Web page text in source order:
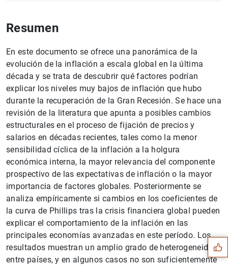
Resumen
En este documento se ofrece una panorámica de la
evolución de la inflación a escala global en la última
década y se trata de descubrir qué factores podrían
explicar los niveles muy bajos de inflación que hubo
durante la recuperación de la Gran Recesión. Se hace una
revisión de la literatura que apunta a posibles cambios
estructurales en el proceso de fijación de precios y
salarios en décadas recientes, tales como la menor
sensibilidad cíclica de la inflación a la holgura
económica interna, la mayor relevancia del componente
prospectivo de las expectativas de inflación o la mayor
importancia de factores globales. Posteriormente se
analiza empíricamente si cambios en los coeficientes de
la curva de Phillips tras la crisis financiera global pueden
explicar el comportamiento de la inflación en las
principales economías avanzadas en este período. Los
resultados muestran un amplio grado de heterogeneidad
entre países, y en algunos casos no son suficientemente
Sugerencias